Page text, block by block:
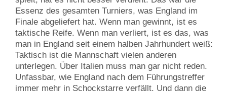
Essenz des gesamten Turniers, was England im
Finale abgeliefert hat. Wenn man gewinnt, ist es
taktische Reife. Wenn man verliert, ist es das, was
man in England seit einem halben Jahrhundert weiß:
Taktisch ist die Mannschaft vielen anderen
unterlegen. Über Italien muss man gar nicht reden.
Unfassbar, wie England nach dem Führungstreffer
immer mehr in Schockstarre verfällt. Und dann die